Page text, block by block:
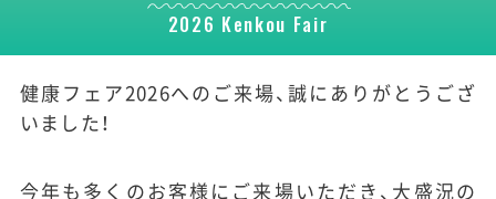
2026 Kenkou Fair
健康フェア2026へのご来場、誠にありがとうござ
いました！
今年も多くのお客様にご来場いただき、大盛況の